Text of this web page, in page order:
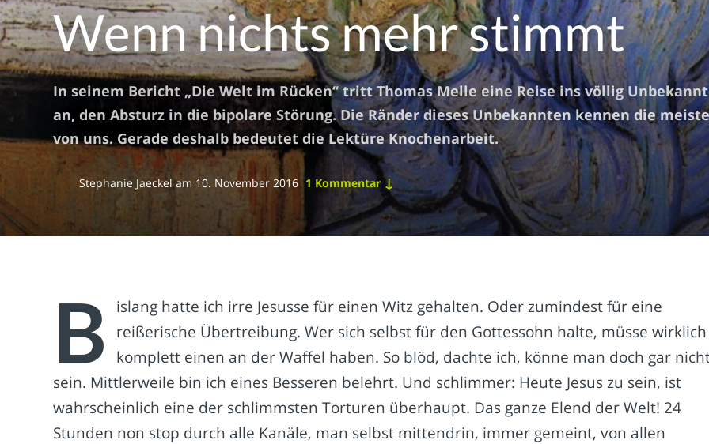
Wenn nichts mehr stimmt
In seinem Bericht „Die Welt im Rücken“ tritt Thomas Melle eine Reise ins völlig
an, den Absturz in die bipolare Störung. Die Ränder dieses Unbekannten kennen die
von uns. Gerade deshalb bedeutet die Lektüre Knochenarbeit.
Stephanie Jaeckelam 10. November 2016 1 Kommentar ↓
B
islang hatte ich irre Jesusse für einen Witz gehalten. Oder zumindest für eine
reißerische Übertreibung. Wer sich selbst für den Gottessohn halte, müsse wirklich
komplett einen an der Waffel haben. So blöd, dachte ich, könne man doch gar
sein. Mittlerweile bin ich eines Besseren belehrt. Und schlimmer: Heute Jesus zu sein, ist
wahrscheinlich eine der schlimmsten Torturen überhaupt. Das ganze Elend der Welt! 24
Stunden non stop durch alle Kanäle, man selbst mittendrin, immer gemeint, von allen